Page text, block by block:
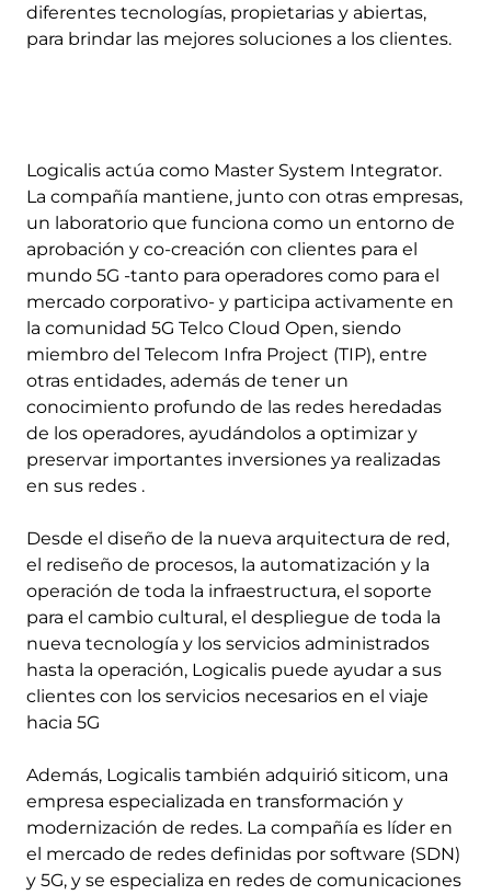
diferentes tecnologías, propietarias y abiertas,
para brindar las mejores soluciones a los clientes.
Logicalis actúa como Master System Integrator.
La compañía mantiene, junto con otras empresas,
un laboratorio que funciona como un entorno de
aprobación y co-creación con clientes para el
mundo 5G -tanto para operadores como para el
mercado corporativo- y participa activamente en
la comunidad 5G Telco Cloud Open, siendo
miembro del Telecom Infra Project (TIP), entre
otras entidades, además de tener un
conocimiento profundo de las redes heredadas
de los operadores, ayudándolos a optimizar y
preservar importantes inversiones ya realizadas
en sus redes .
Desde el diseño de la nueva arquitectura de red,
el rediseño de procesos, la automatización y la
operación de toda la infraestructura, el soporte
para el cambio cultural, el despliegue de toda la
nueva tecnología y los servicios administrados
hasta la operación, Logicalis puede ayudar a sus
clientes con los servicios necesarios en el viaje
hacia 5G
Además, Logicalis también adquirió siticom, una
empresa especializada en transformación y
modernización de redes. La compañía es líder en
el mercado de redes definidas por software (SDN)
y 5G, y se especializa en redes de comunicaciones